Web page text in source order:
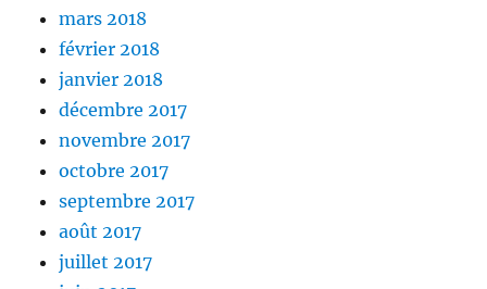
mars 2018
février 2018
janvier 2018
décembre 2017
novembre 2017
octobre 2017
septembre 2017
août 2017
juillet 2017